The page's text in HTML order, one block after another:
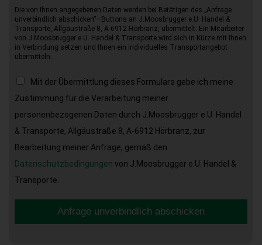
Die von Ihnen angegebenen Daten werden bei Betätigen des „Anfrage
unverbindlich abschicken“–Buttons an J.Moosbrugger e.U. Handel &
Transporte, Allgäustraße 8, A-6912 Hörbranz, übermittelt. Ein Mitarbeiter
von J.Moosbrugger e.U. Handel & Transporte wird sich in Kürze mit Ihnen
in Verbindung setzen und Ihnen ein individuelles Transportangebot
übermitteln.
Mit der Übermittlung dieses Formulars gebe ich meine
Zustimmung für die Verarbeitung meiner
personenbezogenen Daten durch J.Moosbrugger e.U. Handel
& Transporte, Allgäustraße 8, A-6912 Hörbranz, zur
Bearbeitung meiner Anfrage, gemäß den
Datenschutzbedingungen von J.Moosbrugger e.U. Handel &
Transporte.
Anfrage unverbindlich abschicken